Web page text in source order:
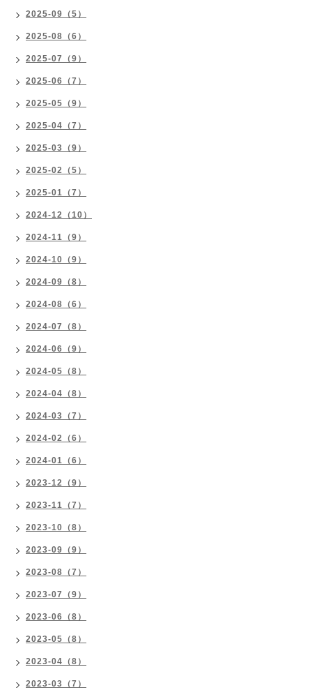
2025-09（5）
2025-08（6）
2025-07（9）
2025-06（7）
2025-05（9）
2025-04（7）
2025-03（9）
2025-02（5）
2025-01（7）
2024-12（10）
2024-11（9）
2024-10（9）
2024-09（8）
2024-08（6）
2024-07（8）
2024-06（9）
2024-05（8）
2024-04（8）
2024-03（7）
2024-02（6）
2024-01（6）
2023-12（9）
2023-11（7）
2023-10（8）
2023-09（9）
2023-08（7）
2023-07（9）
2023-06（8）
2023-05（8）
2023-04（8）
2023-03（7）